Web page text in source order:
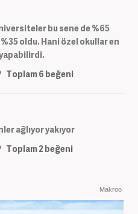
bu sene de %65
oldu. Hani özel okullar en
Toplam6 beğeni
ağlıyor yakıyor
Toplam2beğeni
Makroo